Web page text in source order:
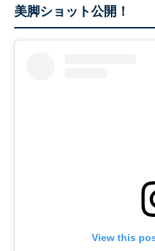
美脚ショット公開！
View this